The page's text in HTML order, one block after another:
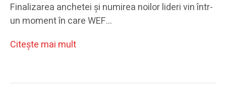
Finalizarea anchetei și numirea noilor lideri vin într-
un moment în care WEF…
Citeşte mai mult